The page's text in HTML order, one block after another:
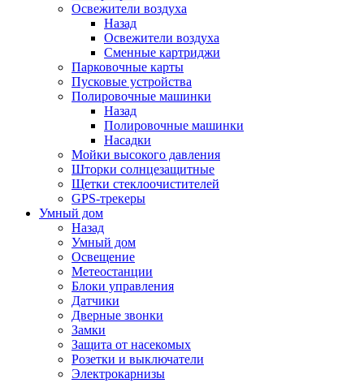
Освежители воздуха
Назад
Освежители воздуха
Сменные картриджи
Парковочные карты
Пусковые устройства
Полировочные машинки
Назад
Полировочные машинки
Насадки
Мойки высокого давления
Шторки солнцезащитные
Щетки стеклоочистителей
GPS-трекеры
Умный дом
Назад
Умный дом
Освещение
Метеостанции
Блоки управления
Датчики
Дверные звонки
Замки
Защита от насекомых
Розетки и выключатели
Электрокарнизы